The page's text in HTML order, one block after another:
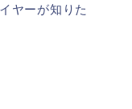
ヤーが知りた